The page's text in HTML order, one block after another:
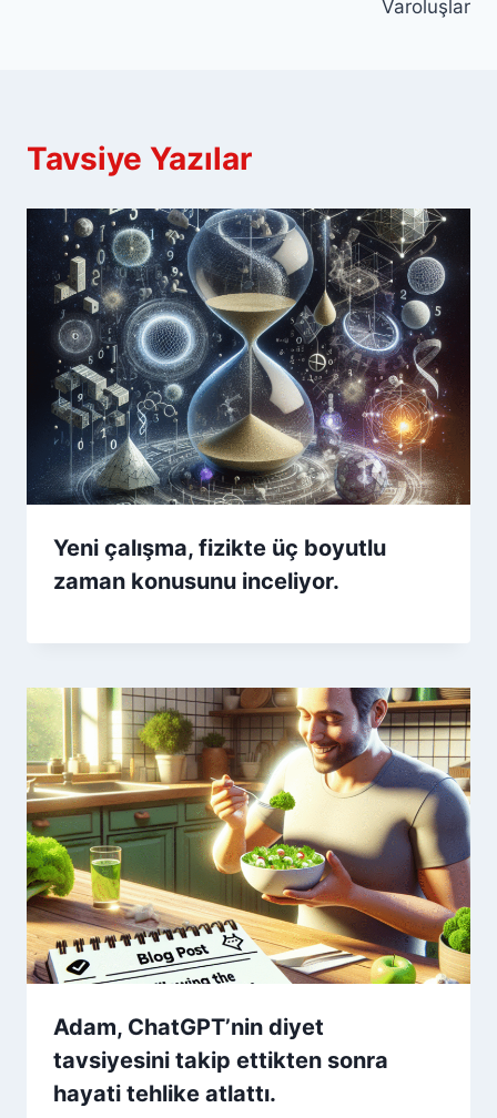
Varoluşlar
Tavsiye Yazılar
Yeni çalışma, fizikte üç boyutlu
zaman konusunu inceliyor.
Adam, ChatGPT’nin diyet
tavsiyesini takip ettikten sonra
hayati tehlike atlattı.